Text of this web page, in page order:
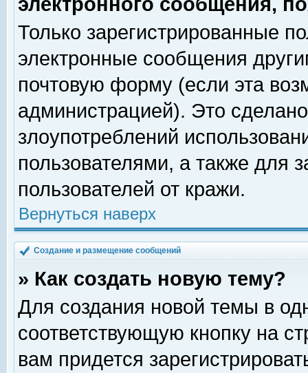
Только зарегистрированные
электронные сообщения
почтовую форму (если эта
администрацией). Это
злоупотреблений
пользователями, а также для
пользователей от кражи.
Вернуться наверх
Создание и размещение сообщений
» Как создать новую тему?
Для создания новой темы в
соответствующую кнопку на
вам придется